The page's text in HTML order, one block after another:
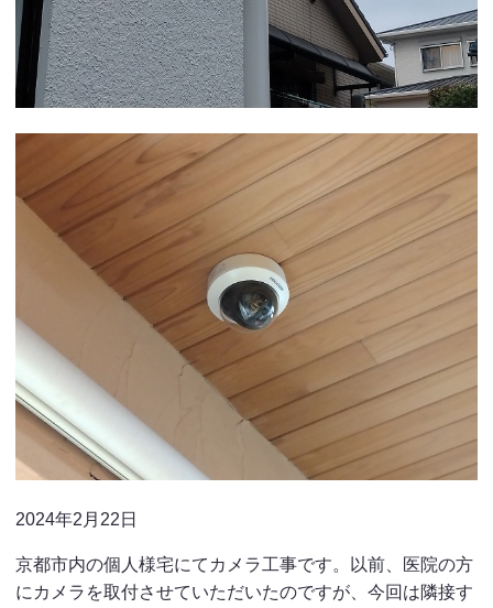
2024年2月22日
京都市内の個人様宅にてカメラ工事です。以前、医院の方
にカメラを取付させていただいたのですが、今回は隣接す